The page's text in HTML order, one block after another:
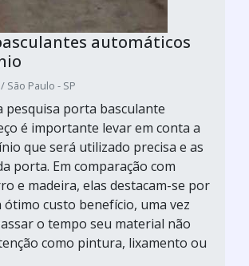
automáticos
São Paulo - SP
pesquisa porta basculante
é importante levar em conta a
que será utilizado precisa e as
porta. Em comparação com
e madeira, elas destacam-se por
custo benefício, uma vez
o tempo seu material não
como pintura, lixamento ou